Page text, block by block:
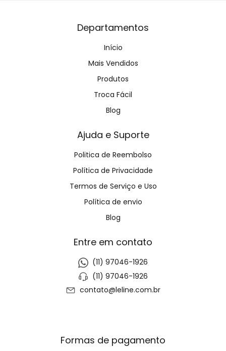
Departamentos
Início
Mais Vendidos
Produtos
Troca Fácil
Blog
Ajuda e Suporte
Politica de Reembolso
Política de Privacidade
Termos de Serviço e Uso
Política de envio
Blog
Entre em contato
(11) 97046-1926
(11) 97046-1926
contato@leline.com.br
Formas de pagamento